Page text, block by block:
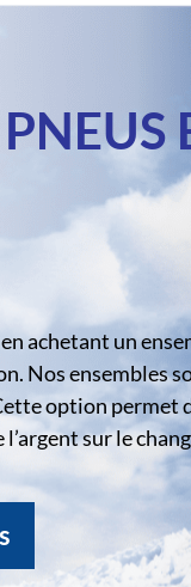
PNEUS
achetant un
Nos ensembles
option permet
sur le